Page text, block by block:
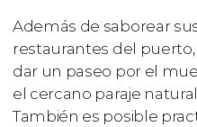
Además de saborear
restaurantes del
dar un paseo por el
el cercano paraje
También es posible